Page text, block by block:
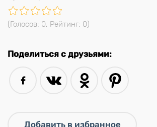
(Голосов: 0, Рейтинг: 0)
Поделиться с друзьями: